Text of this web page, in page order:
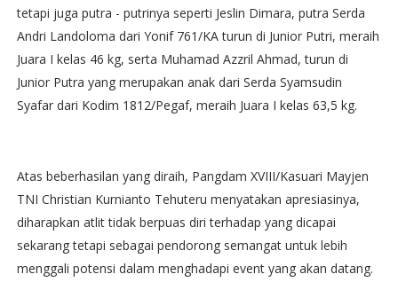
tetapi juga putra - putrinya seperti Jeslin Dimara, putra Serda
Andri Landoloma dari Yonif 761/KA turun di Junior Putri, meraih
Juara I kelas 46 kg, serta Muhamad Azzril Ahmad, turun di
Junior Putra yang merupakan anak dari Serda Syamsudin
Syafar dari Kodim 1812/Pegaf, meraih Juara I kelas 63,5 kg.
Atas beberhasilan yang diraih, Pangdam XVIII/Kasuari Mayjen
TNI Christian Kurnianto Tehuteru menyatakan apresiasinya,
diharapkan atlit tidak berpuas diri terhadap yang dicapai
sekarang tetapi sebagai pendorong semangat untuk lebih
menggali potensi dalam menghadapi event yang akan datang.